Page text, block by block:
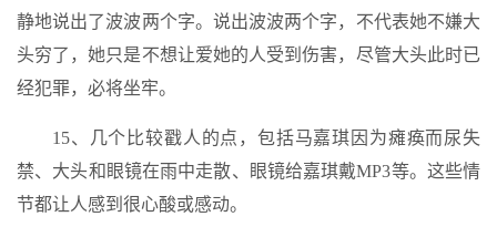
静地说出了波波两个字。说出波波两个字，不代表她不嫌大
头穷了，她只是不想让爱她的人受到伤害，尽管大头此时已
经犯罪，必将坐牢。
15、几个比较戳人的点，包括马嘉琪因为瘫痪而尿失
禁、大头和眼镜在雨中走散、眼镜给嘉琪戴MP3等。这些情
节都让人感到很心酸或感动。